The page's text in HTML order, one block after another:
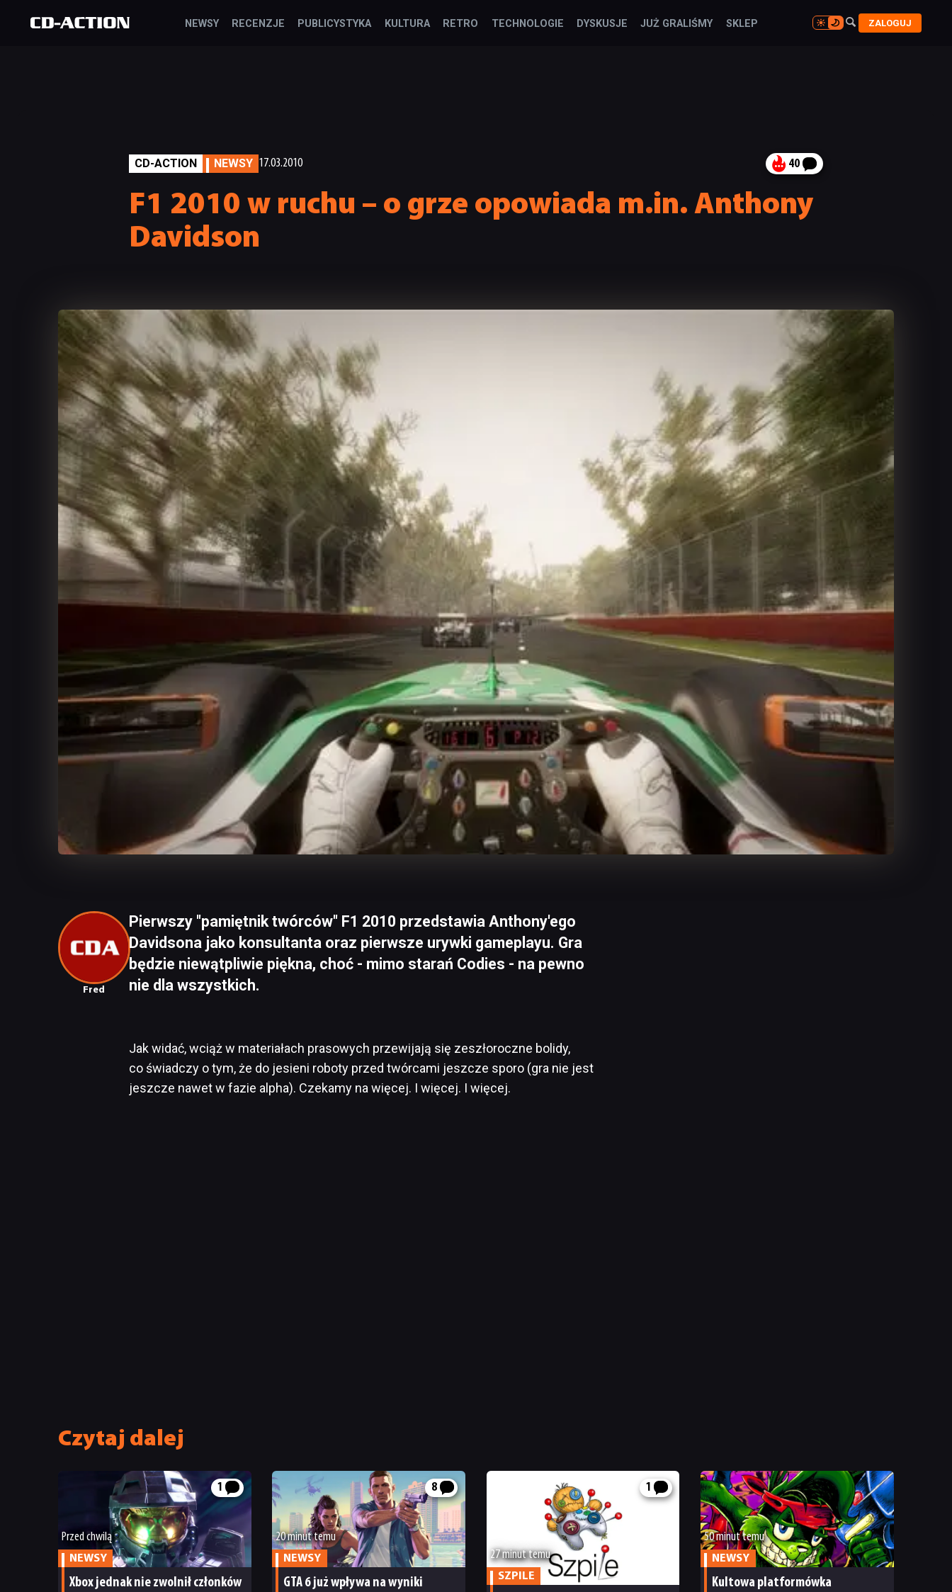
NEWSY RECENZJE PUBLICYSTYKA KULTURA RETRO TECHNOLOGIE DYSKUSJE JUŻ GRALIŚMY SKLEP 
 ZALOGUJ
CD-ACTION NEWSY 17.03.2010 40
F1 2010 w ruchu – o grze opowiada m.in. Anthony
Davidson
Fred
Pierwszy "pamiętnik twórców" F1 2010 przedstawia Anthony'ego
Davidsona jako konsultanta oraz pierwsze urywki gameplayu. Gra
będzie niewątpliwie piękna, choć - mimo starań Codies - na pewno
nie dla wszystkich.
Jak widać, wciąż w materiałach prasowych przewijają się zeszłoroczne bolidy,
co świadczy o tym, że do jesieni roboty przed twórcami jeszcze sporo (gra nie jest
jeszcze nawet w fazie alpha). Czekamy na więcej. I więcej. I więcej.
Czytaj dalej
1
Przed chwilą
NEWSY
Xbox jednak nie zwolnił członków
8
20 minut temu
NEWSY
GTA 6 już wpływa na wyniki
1
27 minut temu
SZPILE
50 minut temu
NEWSY
Kultowa platformówka